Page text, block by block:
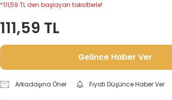
*111,59 TL den başlayan taksitlerle!
111,59 TL
Gelince Haber Ver
Arkadaşına Öner Fiyatı Düşünce Haber Ver